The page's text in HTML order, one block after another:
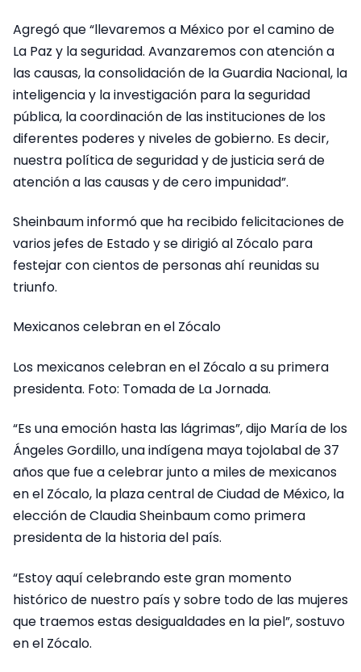
Agregó que “llevaremos a México por el camino de
La Paz y la seguridad. Avanzaremos con atención a
las causas, la consolidación de la Guardia Nacional, la
inteligencia y la investigación para la seguridad
pública, la coordinación de las instituciones de los
diferentes poderes y niveles de gobierno. Es decir,
nuestra política de seguridad y de justicia será de
atención a las causas y de cero impunidad”.
Sheinbaum informó que ha recibido felicitaciones de
varios jefes de Estado y se dirigió al Zócalo para
festejar con cientos de personas ahí reunidas su
triunfo.
Mexicanos celebran en el Zócalo
Los mexicanos celebran en el Zócalo a su primera
presidenta. Foto: Tomada de La Jornada.
“Es una emoción hasta las lágrimas”, dijo María de los
Ángeles Gordillo, una indígena maya tojolabal de 37
años que fue a celebrar junto a miles de mexicanos
en el Zócalo, la plaza central de Ciudad de México, la
elección de Claudia Sheinbaum como primera
presidenta de la historia del país.
“Estoy aquí celebrando este gran momento
histórico de nuestro país y sobre todo de las mujeres
que traemos estas desigualdades en la piel”, sostuvo
en el Zócalo.